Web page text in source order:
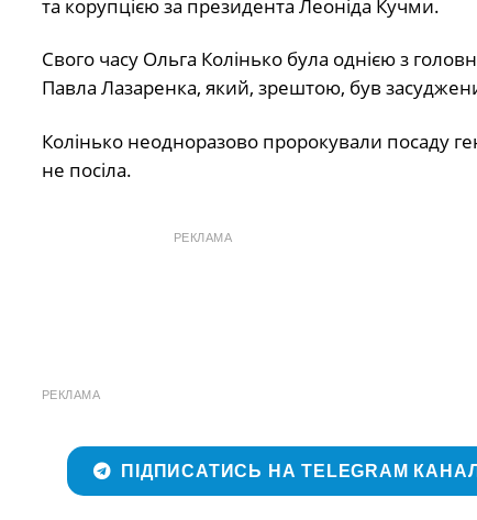
та корупцією за президента Леоніда Кучми.
Свого часу Ольга Колінько була однією з
Павла Лазаренка, який, зрештою, був
Колінько неодноразово пророкували посаду
не посіла.
РЕКЛАМА
РЕКЛАМА
ПІДПИСАТИСЬ НА TELEGRAM КАНАЛ